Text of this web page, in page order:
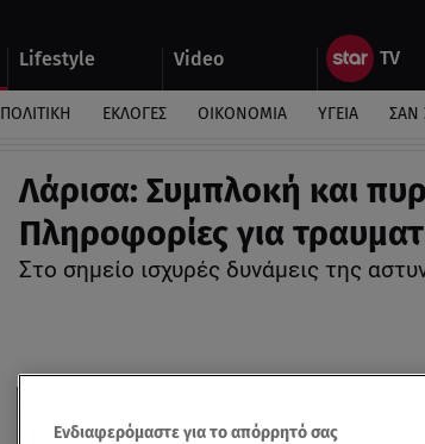
Lifestyle Video
ΠΟΛΙΤΙΚΗ ΕΚΛΟΓΕΣ ΟΙΚΟΝΟΜΙΑ ΥΓΕΙΑ ΣΑΝ
Λάρισα: Συμπλοκή και
Πληροφορίες για
Στο σημείο ισχυρές δυνάμεις της
Ενδιαφερόμαστε για το απόρρητό σας